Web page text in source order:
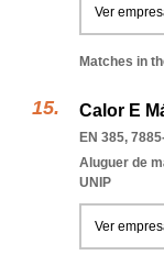
Ver
Matches in
Calor E
EN 385,
Aluguer de
UNIP
Ver